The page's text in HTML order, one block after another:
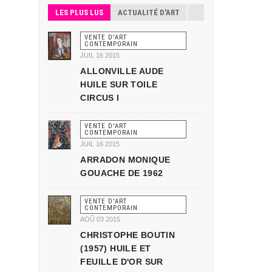
LES PLUS LUS ACTUALITÉ D'ART
VENTE D'ART
CONTEMPORAIN
JUIL 16 2015
ALLONVILLE AUDE
HUILE SUR TOILE
CIRCUS I
VENTE D'ART
CONTEMPORAIN
JUIL 16 2015
ARRADON MONIQUE
GOUACHE DE 1962
VENTE D'ART
CONTEMPORAIN
AOÛ 03 2015
CHRISTOPHE BOUTIN
(1957) HUILE ET
FEUILLE D'OR SUR